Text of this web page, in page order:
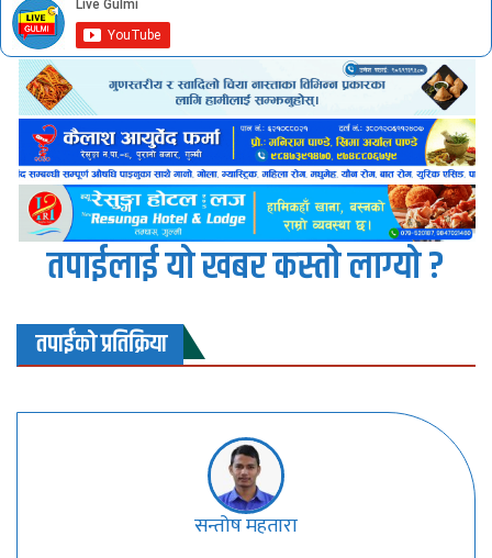
तपाईलाई यो खबर कस्तो लाग्यो ?
तपाईंको प्रतिक्रिया
सन्तोष महतारा